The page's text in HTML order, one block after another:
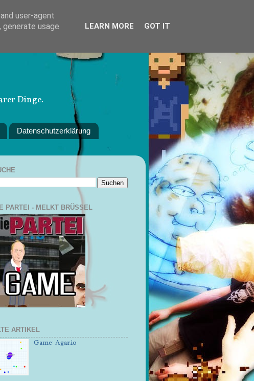
Dinge.
Datenschutzerklärung
PARTEI - MELKT BRÜSSEL
ARTIKEL
Game: Agar.io
user-agent
usage
LEARN MORE GOT IT